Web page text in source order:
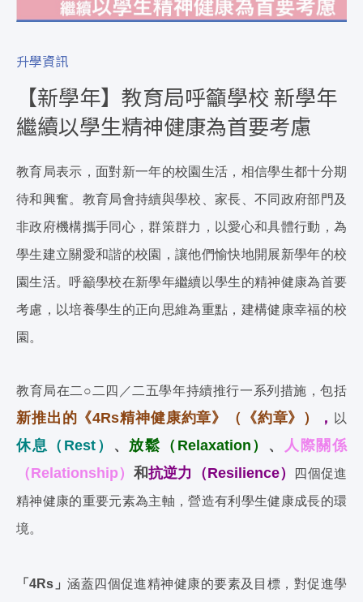
升學資訊
【新學年】教育局呼籲學校 新學年
繼續以學生精神健康為首要考慮
教育局表示，面對新一年的校園生活，相信學生都十分期
待和興奮。教育局會持續與學校、家長、不同政府部門及
非政府機構攜手同心，群策群力，以愛心和具體行動，為
學生建立關愛和諧的校園，讓他們愉快地開展新學年的校
園生活。呼籲學校在新學年繼續以學生的精神健康為首要
考慮，以培養學生的正向思維為重點，建構健康幸福的校
園。
教育局在二○二四／二五學年持續推行一系列措施，包括
新推出的《4Rs精神健康約章》（《約章》） ， 以
休息（Rest） 、 放鬆（Relaxation） 、
人際關係
（Relationship） 和抗逆力（Resilience）
四個促進
精神健康的重要元素為主軸，營造有利學生健康成長的環
境。
「4Rs」涵蓋四個促進精神健康的要素及目標，對促進學